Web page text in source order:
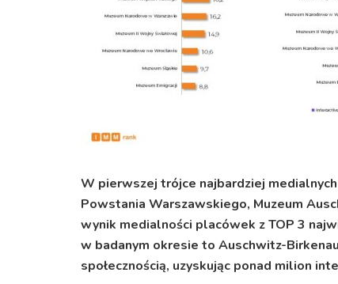
W pierwszej trójce najbardziej
Powstania Warszawskiego, Muzeum
wynik medialności placówek z TOP 3
w badanym okresie to Auschwitz-
społecznością, uzyskując ponad milion